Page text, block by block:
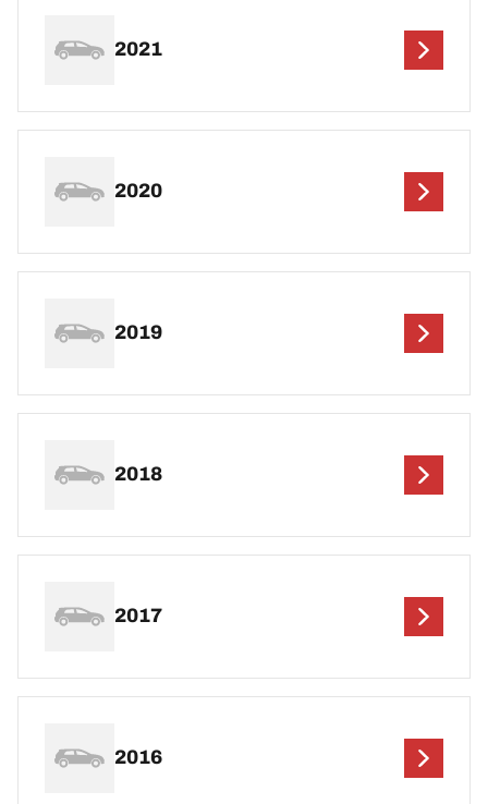
2021
2020
2019
2018
2017
2016